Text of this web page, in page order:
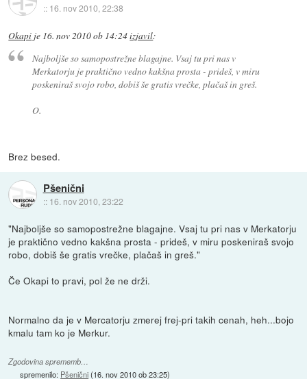
:: 16. nov 2010, 22:38
Okapi je 16. nov 2010 ob 14:24izjavil:
Najboljše so samopostrežne blagajne. Vsaj tu pri nas v
Merkatorju je praktično vedno kakšna prosta - prideš, v miru
poskeniraš svojo robo, dobiš še gratis vrečke, plačaš in greš.
O.
Brez besed.
Pšenični
:: 16. nov 2010, 23:22
"Najboljše so samopostrežne blagajne. Vsaj tu pri nas v Merkatorju
je praktično vedno kakšna prosta - prideš, v miru poskeniraš svojo
robo, dobiš še gratis vrečke, plačaš in greš."
Če Okapi to pravi, pol že ne drži.
Normalno da je v Mercatorju zmerej frej-pri takih cenah, heh...bojo
kmalu tam ko je Merkur.
Zgodovina sprememb…
spremenilo: Pšenični(16. nov 2010 ob 23:25)